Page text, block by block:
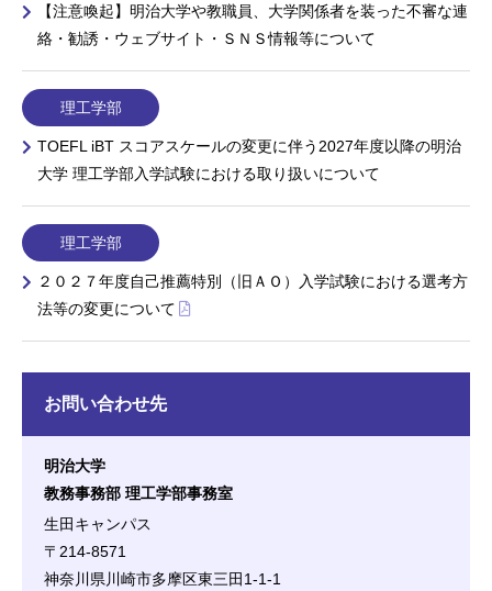
【注意喚起】明治大学や教職員、大学関係者を装った不審な連
絡・勧誘・ウェブサイト・ＳＮＳ情報等について
理工学部
TOEFL iBT スコアスケールの変更に伴う2027年度以降の明治
大学 理工学部入学試験における取り扱いについて
理工学部
２０２７年度自己推薦特別（旧ＡＯ）入学試験における選考方
法等の変更について
お問い合わせ先
明治大学
教務事務部 理工学部事務室
生田キャンパス
〒214-8571
神奈川県川崎市多摩区東三田1-1-1